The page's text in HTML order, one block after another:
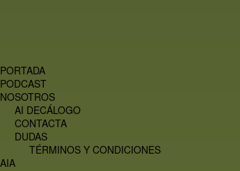
PORTADA
PODCAST
NOSOTROS
AI DECÁLOGO
CONTACTA
DUDAS
TÉRMINOS Y CONDICIONES
AIA